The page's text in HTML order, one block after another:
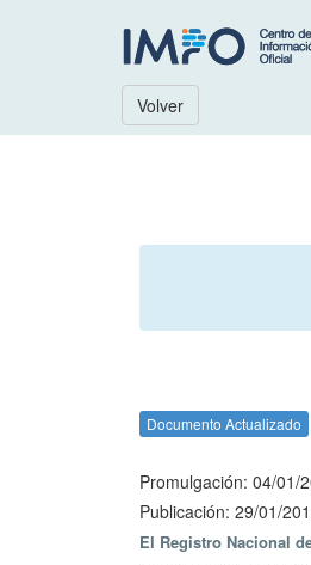
Volver
Documento Actualizado
Promulgación: 04/01/
Publicación: 29/01/
El Registro Nacional